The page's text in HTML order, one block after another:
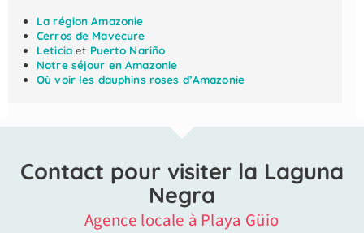
La région Amazonie
Cerros de Mavecure
Leticiaet Puerto Nariño
Notre séjour en Amazonie
Où voir les dauphins roses d’Amazonie
Contact pour visiter la Laguna
Negra
Agence locale à Playa Güio